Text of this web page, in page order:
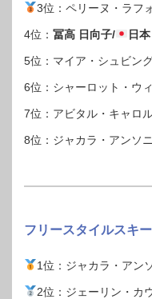
3位：ペリーヌ・ラフ
4位： 冨高 日向子/ 日本
5位：マイア・シュビン
6位：シャーロット・ウ
7位：アビタル・キャロ
8位：ジャカラ・アンソ
フリースタイルスキ
1位：ジャカラ・アン
2位：ジェーリン・カ